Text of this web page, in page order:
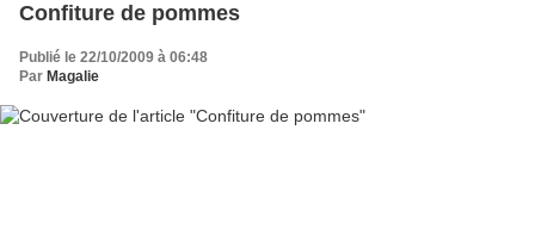
Confiture de pommes
Publié le 22/10/2009 à 06:48
Par Magalie